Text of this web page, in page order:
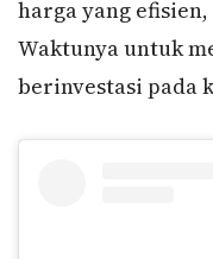
harga yang
Waktunya untuk
berinvestasi pada